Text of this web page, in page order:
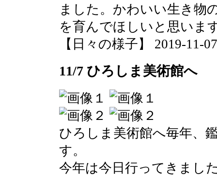
ました。かわいい生き物
を育んでほしいと思いま
【日々の様子】 2019-11-
11/7 ひろしま美術館へ
ひろしま美術館へ毎年、
す。
今年は今日行ってきまし